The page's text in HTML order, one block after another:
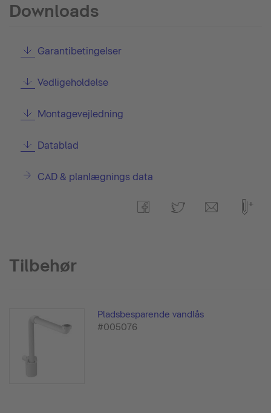
Downloads
Garantibetingelser
Vedligeholdelse
Montagevejledning
Datablad
CAD & planlægnings data
Tilbehør
Pladsbesparende vandlås
#005076